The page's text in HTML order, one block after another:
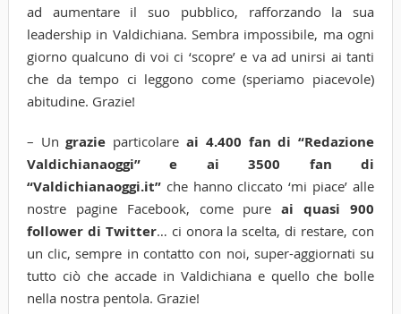
ad aumentare il suo pubblico, rafforzando la sua
leadership in Valdichiana. Sembra impossibile, ma ogni
giorno qualcuno di voi ci ‘scopre’ e va ad unirsi ai tanti
che da tempo ci leggono come (speriamo piacevole)
abitudine. Grazie!
– Ungrazie particolareai 4.400 fan di “Redazione
Valdichianaoggi” e ai 3500 fan di
“Valdichianaoggi.it”che hanno cliccato ‘mi piace’ alle
nostre pagine Facebook, come pureai quasi 900
follower di Twitter… ci onora la scelta, di restare, con
un clic, sempre in contatto con noi, super-aggiornati su
tutto ciò che accade in Valdichiana e quello che bolle
nella nostra pentola. Grazie!